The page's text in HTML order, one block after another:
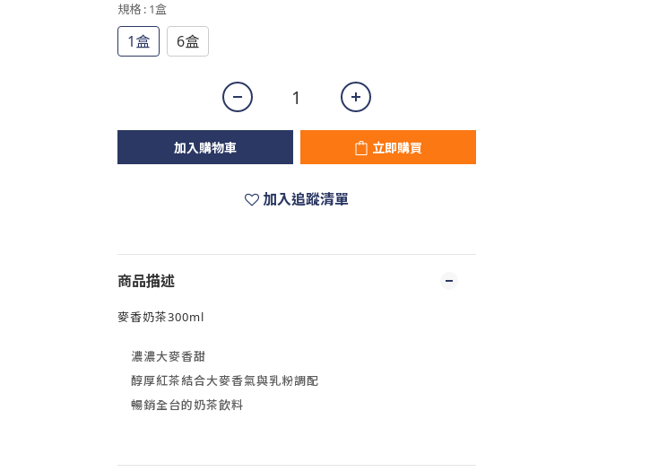
規格 : 1盒
1盒 6盒
加入購物車 立即購買
加入追蹤清單
商品描述
麥香奶茶300ml
濃濃大麥香甜
醇厚紅茶結合大麥香氣與乳粉調配
暢銷全台的奶茶飲料